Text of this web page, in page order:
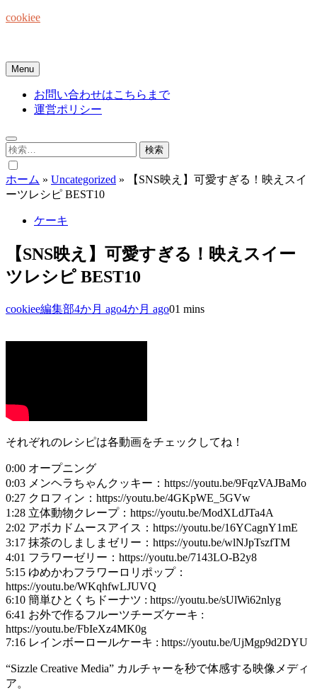
Skip
cookiee
Menu
お問い合わせはこちらまで
運営ポリシー
検
索:
ホーム » Uncategorized »
【SNS映え】可愛すぎる！映えスイ
ーツレシピ BEST10
ケーキ
【SNS映え】可愛すぎる！映えスイー
ツレシピ BEST10
cookiee編集部4か月 ago4か月 ago01 mins
それぞれのレシピは各動画をチェックしてね！
0:00 オープニング
0:03 メンヘラちゃんクッキー：https://youtu.be/9FqzVAJBaMo
0:27 クロフィン：https://youtu.be/4GKpWE_5GVw
1:28 立体動物クレープ：https://youtu.be/ModXLdJTa4A
2:02 アボカドムースアイス：https://youtu.be/16YCagnY1mE
3:17 抹茶のしましまゼリー：https://youtu.be/wlNJpTszfTM
4:01 フラワーゼリー：https://youtu.be/7143LO-B2y8
5:15 ゆめかわフラワーロリポップ：
https://youtu.be/WKqhfwLJUVQ
6:10 簡単ひとくちドーナツ : https://youtu.be/sUlWi62nlyg
6:41 お外で作るフルーツチーズケーキ :
https://youtu.be/FbIeXz4MK0g
7:16 レインボーロールケーキ : https://youtu.be/UjMgp9d2DYU
“Sizzle Creative Media” カルチャーを秒で体感する映像メディ
ア。